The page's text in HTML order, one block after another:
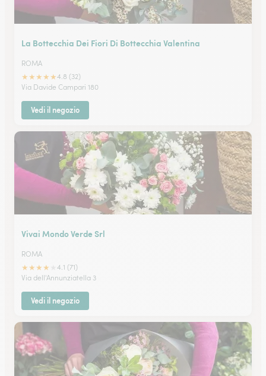
La Bottecchia Dei Fiori Di Bottecchia Valentina
ROMA
★★★★★4.8 (32)
Via Davide Campari 180
Vedi il negozio
Vivai Mondo Verde Srl
ROMA
★★★★
4.1 (71)
Via dell'Annunziatella 3
Vedi il negozio